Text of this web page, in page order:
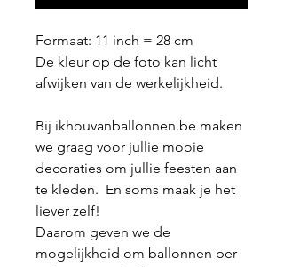
Formaat: 11 inch = 28 cm
De kleur op de foto kan licht
afwijken van de werkelijkheid.
Bij ikhouvanballonnen.be maken
we graag voor jullie mooie
decoraties om jullie feesten aan
te kleden. En soms maak je het
liever zelf!
Daarom geven we de
mogelijkheid om ballonnen per